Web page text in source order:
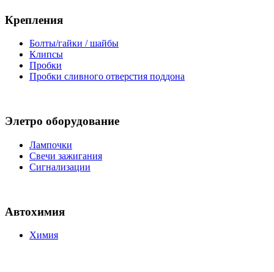
Крепления
Болты/гайки / шайбы
Клипсы
Пробки
Пробки сливного отверстия поддона
Элетро оборудование
Лампочки
Свечи зажигания
Сигнализации
Автохимия
Химия